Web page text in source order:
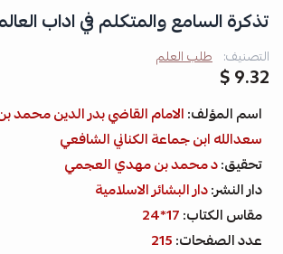
تذكرة السامع والمتكلم في اداب
التصنيف: طلب العلم
9.32 $
اسم المؤلف:الامام القاضي بدر الدين محمد
سعدالله ابن جماعة الكناني الشافعي
تحقيق:د محمد بن مهدي العجمي
دار النشر:دار البشائر الاسلامية
مقاس الكتاب:17*24
عدد الصفحات:215